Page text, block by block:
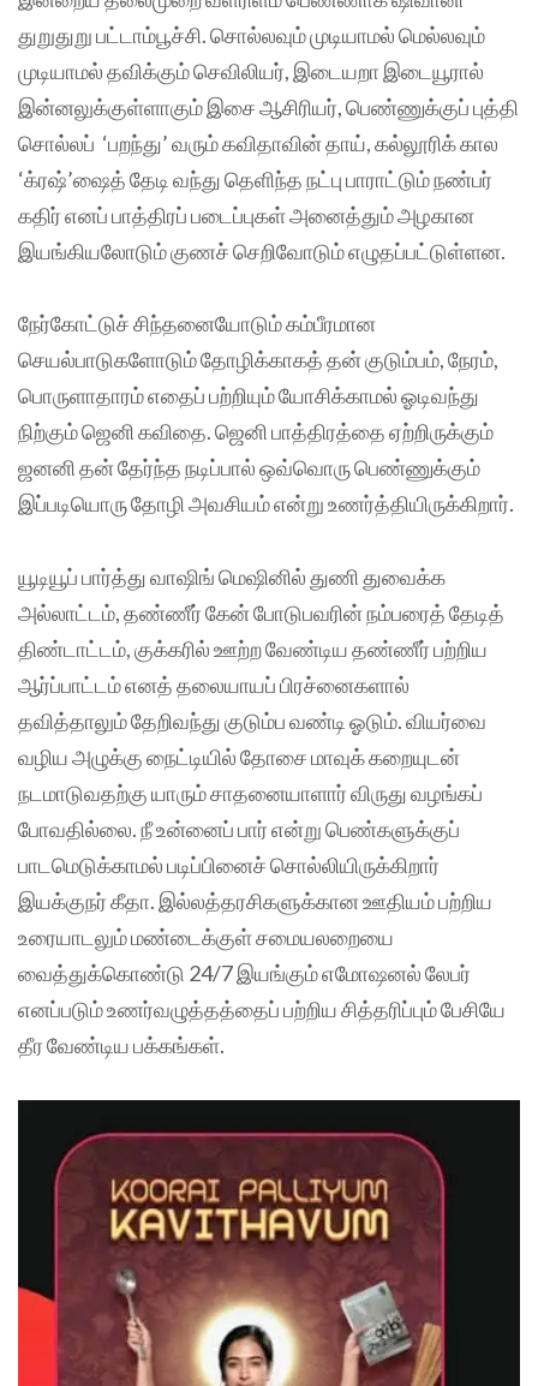
துறுதுறு பட்டாம்பூச்சி. சொல்லவும் முடியாமல் மெல்லவும்
முடியாமல் தவிக்கும் செவிலியர், இடையறா இடையூரால்
இன்னலுக்குள்ளாகும் இசை ஆசிரியர், பெண்ணுக்குப் புத்தி
சொல்லப் ‘பறந்து’ வரும் கவிதாவின் தாய், கல்லூரிக் கால
‘க்ரஷ்’ஷைத் தேடி வந்து தெளிந்த நட்பு பாராட்டும் நண்பர்
கதிர் எனப் பாத்திரப் படைப்புகள் அனைத்தும் அழகான
இயங்கியலோடும் குணச் செறிவோடும் எழுதப்பட்டுள்ளன.
நேர்கோட்டுச் சிந்தனையோடும் கம்பீரமான
செயல்பாடுகளோடும் தோழிக்காகத் தன் குடும்பம், நேரம்,
பொருளாதாரம் எதைப் பற்றியும் யோசிக்காமல் ஓடிவந்து
நிற்கும் ஜெனி கவிதை. ஜெனி பாத்திரத்தை ஏற்றிருக்கும்
ஜனனி தன் தேர்ந்த நடிப்பால் ஒவ்வொரு பெண்ணுக்கும்
இப்படியொரு தோழி அவசியம் என்று உணர்த்தியிருக்கிறார்.
யூடியூப் பார்த்து வாஷிங் மெஷினில் துணி துவைக்க
அல்லாட்டம், தண்ணீர் கேன் போடுபவ‌ரின் நம்பரைத் தேடித்
திண்டாட்டம், குக்கரில் ஊற்ற வேண்டிய தண்ணீர் பற்றிய
ஆர்ப்பாட்டம் எனத் தலையாயப் பிரச்னைகளால்
தவித்தாலும் தேறிவந்து குடும்ப வண்டி ஓடும். வியர்வை
வழிய அழுக்கு நைட்டியில் தோசை மாவுக் கறையுடன்
நடமாடுவதற்கு யாரும் சாதனையாளார் விருது வழங்கப்
போவதில்லை. நீ உன்னைப் பார் என்று பெண்களுக்குப்
பாடமெடுக்காமல் படிப்பினைச் சொல்லியிருக்கிறார்
இயக்குநர் கீதா. இல்லத்தரசிகளுக்கான ஊதியம் பற்றிய
உரையாடலும் மண்டைக்குள் சமையலறையை
வைத்துக்கொண்டு 24/7 இயங்கும் எமோஷனல் லேபர்
எனப்படும் உணர்வழுத்தத்தைப் பற்றிய சித்தரிப்பும் பேசியே
தீர வேண்டிய பக்கங்கள்.